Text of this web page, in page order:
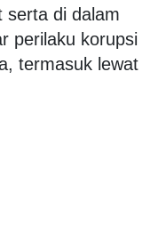
serta di dalam
perilaku korupsi
termasuk lewat